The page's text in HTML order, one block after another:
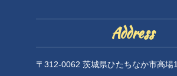
Address
〒312-0062 茨城県ひたちなか市高場